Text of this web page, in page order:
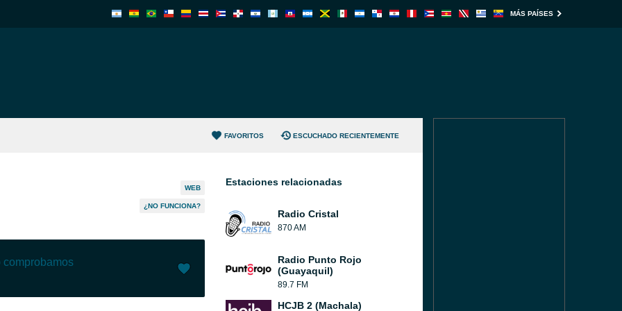
MÁS PAÍSES
FAVORITOS ESCUCHADO RECIENTEMENTE
WEB
¿NO FUNCIONA?
comprobamos
Estaciones relacionadas
Radio Cristal
870 AM
Radio Punto Rojo
(Guayaquil)
89.7 FM
HCJB 2 (Machala)